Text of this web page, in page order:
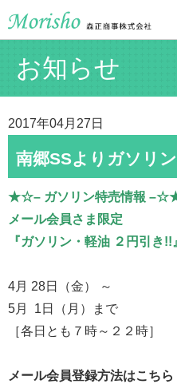
お知らせ
2017年04月27日
南郷SSよりガソリ
★☆– ガソリン特売情報
メール会員さま限定
『ガソリン・軽油 ２円引き!!
4月 28日（金） ～
5月 1日（月）まで
［各日とも７時～２２時］
メール会員登録方法はこちら